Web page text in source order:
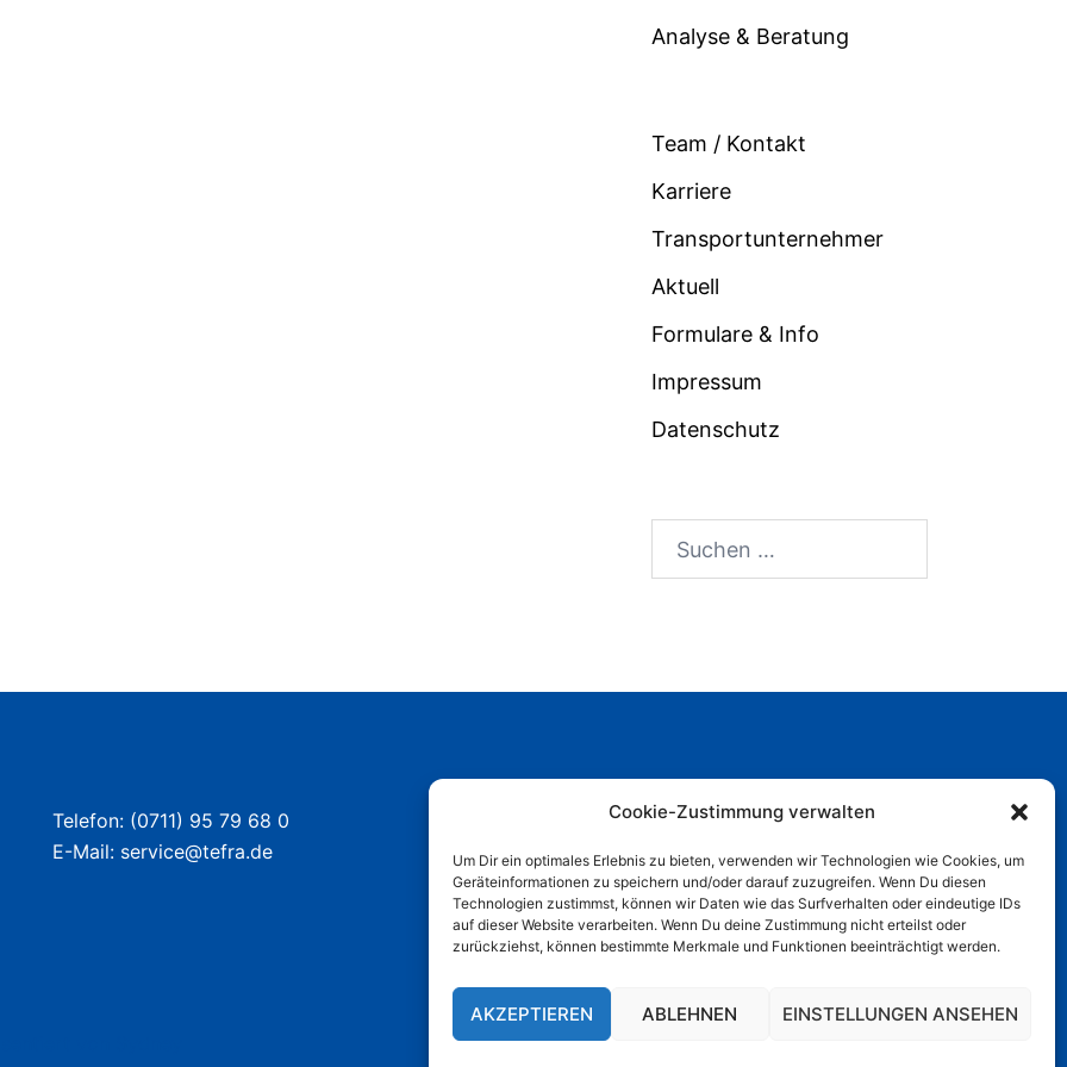
Cookie-Zustimmung verwalten
Um Dir ein optimales Erlebnis zu bieten, verwenden wir Technologien wie Cookies, um
Geräteinformationen zu speichern und/oder darauf zuzugreifen. Wenn Du diesen
Technologien zustimmst, können wir Daten wie das Surfverhalten oder eindeutige IDs
auf dieser Website verarbeiten. Wenn Du deine Zustimmung nicht erteilst oder
zurückziehst, können bestimmte Merkmale und Funktionen beeinträchtigt werden.
AKZEPTIEREN ABLEHNEN EINSTELLUNGEN ANSEHEN
Analyse & Beratung
Team / Kontakt
Karriere
Transportunternehmer
Aktuell
Formulare & Info
Impressum
Datenschutz
Suchen
Telefon: (0711) 95 79 68 0
E-Mail: service@tefra.de
TEFRA Terminfracht GmbH
... so gut wie schon da